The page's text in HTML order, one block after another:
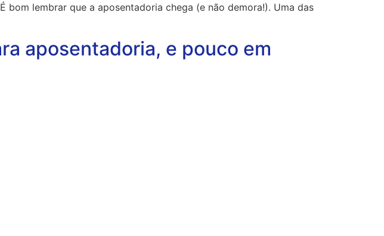
lembrar que a aposentadoria chega (e não demora!). Uma das
aposentadoria, e pouco em